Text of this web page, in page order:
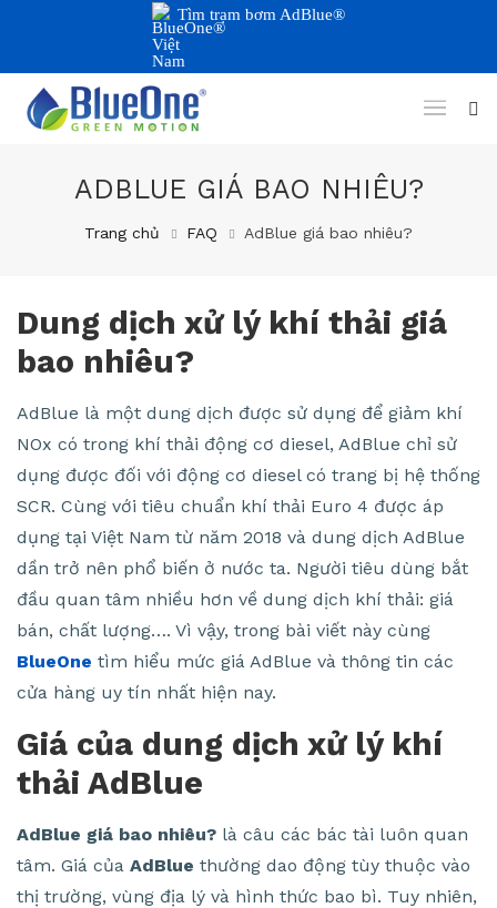
Tìm trạm bơm AdBlue®
ADBLUE GIÁ BAO NHIÊU?
Trang chủ FAQ AdBlue giá bao nhiêu?
Dung dịch xử lý khí thải giá
bao nhiêu?
AdBlue là một dung dịch được sử dụng để giảm khí
NOx có trong khí thải động cơ diesel, AdBlue chỉ sử
dụng được đối với động cơ diesel có trang bị hệ thống
SCR. Cùng với tiêu chuẩn khí thải Euro 4 được áp
dụng tại Việt Nam từ năm 2018 và dung dịch AdBlue
dần trở nên phổ biến ở nước ta. Người tiêu dùng bắt
đầu quan tâm nhiều hơn về dung dịch khí thải: giá
bán, chất lượng…. Vì vậy, trong bài viết này cùng
BlueOne tìm hiểu mức giá AdBlue và thông tin các
cửa hàng uy tín nhất hiện nay.
Giá của dung dịch xử lý khí
thải AdBlue
AdBlue giá bao nhiêu? là câu các bác tài luôn quan
tâm. Giá của AdBlue thường dao động tùy thuộc vào
thị trường, vùng địa lý và hình thức bao bì. Tuy nhiên,